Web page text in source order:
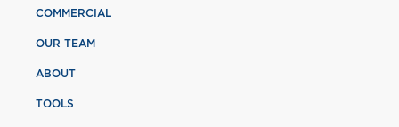
COMMERCIAL
OUR TEAM
ABOUT
TOOLS